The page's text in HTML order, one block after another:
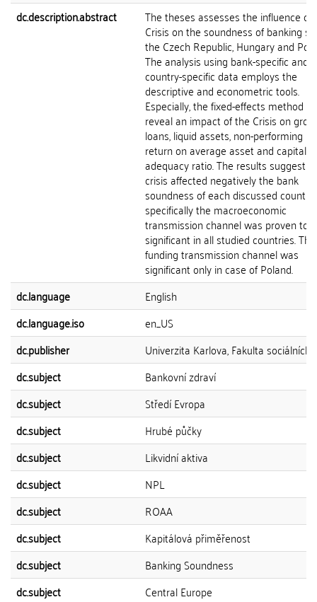
dc.description.abstract
The theses assesses the influence of
Crisis on the soundness of banking
the Czech Republic, Hungary and
The analysis using bank-specific and
country-specific data employs the
descriptive and econometric tools.
Especially, the fixed-effects method
reveal an impact of the Crisis on
loans, liquid assets, non-performing
return on average asset and capital
adequacy ratio. The results suggest
crisis affected negatively the bank
soundness of each discussed country,
specifically the macroeconomic
transmission channel was proven to
significant in all studied countries. The
funding transmission channel was
significant only in case of Poland.
dc.language
English
dc.language.iso
en_US
dc.publisher
Univerzita Karlova, Fakulta sociálních
dc.subject
Bankovní zdraví
dc.subject
Středí Evropa
dc.subject
Hrubé půčky
dc.subject
Likvidní aktiva
dc.subject
NPL
dc.subject
ROAA
dc.subject
Kapitálová přiměřenost
dc.subject
Banking Soundness
dc.subject
Central Europe